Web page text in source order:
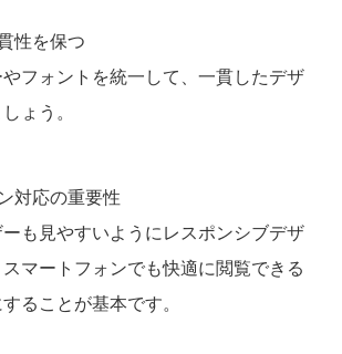
性を保つ
フォントを統一して、一貫したデザ
ょう。
対応の重要性
も見やすいようにレスポンシブデザ
マートフォンでも快適に閲覧できる
ることが基本です。